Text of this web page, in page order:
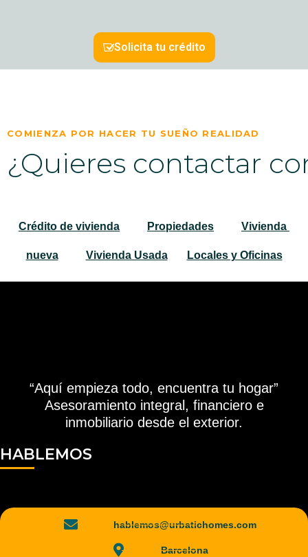
Solicita tu crédito
COMIENZA POR HACER TU SUEÑO REALIDAD
¿Quieres contactar
Crédito de vivienda Propiedades Vivienda
nueva Vivienda Usada Locales y Oficinas
“Aquí empieza todo, encuentra tu hogar”
Asesoramiento integral, financiero e
inmobiliario desde el exterior.
HABLEMOS
hablemos@urbatichomes.com
Barcelona